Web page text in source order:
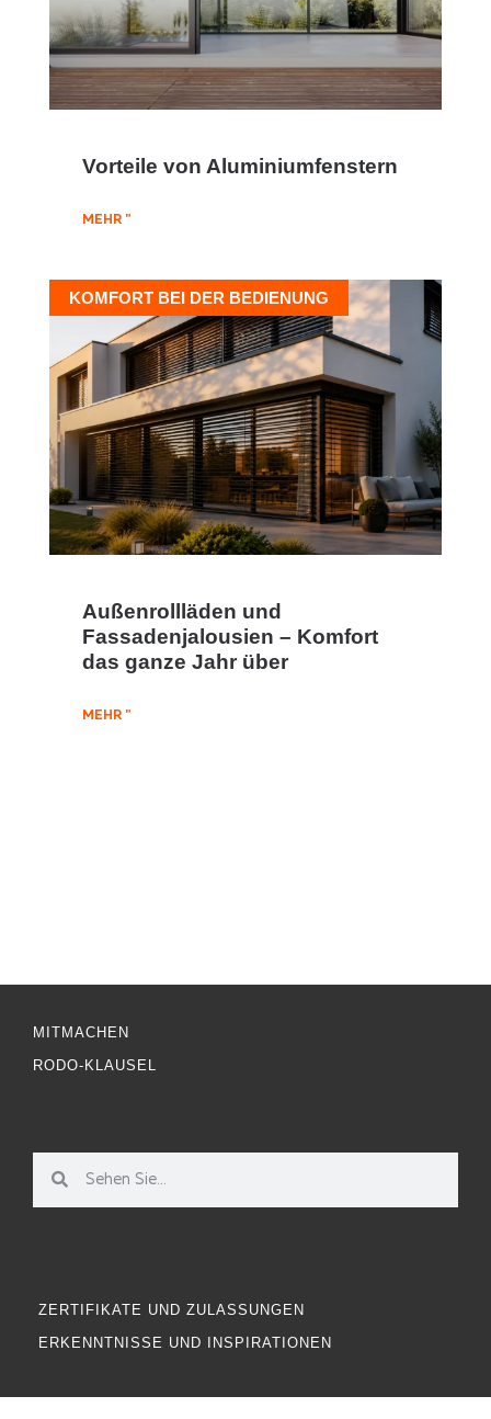
Vorteile von Aluminiumfenstern
MEHR "
KOMFORT BEI DER BEDIENUNG
Außenrollläden und
Fassadenjalousien – Komfort
das ganze Jahr über
MEHR "
MITMACHEN
RODO-KLAUSEL
ZERTIFIKATE UND ZULASSUNGEN
ERKENNTNISSE UND INSPIRATIONEN